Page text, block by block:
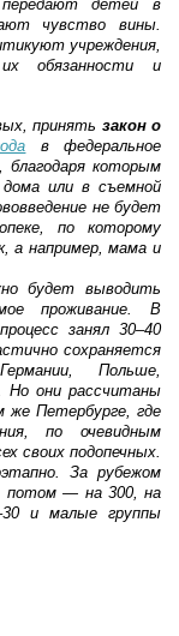
детей в
чувство вины.
учреждения,
обязанности и
принять закон о
в федеральное
благодаря которым
или в съемной
не будет
по которому
а например, мама и
будет выводить
проживание. В
занял 30–40
сохраняется
Польше,
Но они рассчитаны
же Петербурге, где
по очевидным
своих подопечных.
За рубежом
потом — на 300, на
и малые группы